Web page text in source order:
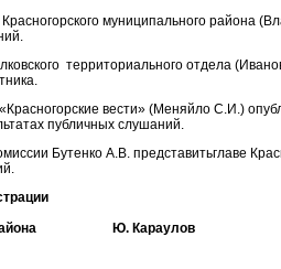
муниципального района
территориального отдела
вести» (Меняйло С.И.)
публичных слушаний.
Бутенко А.В. представитьглаве
района Ю. Караулов